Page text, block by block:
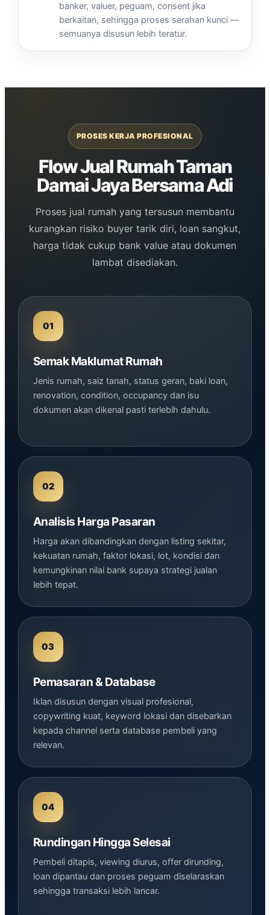
banker, valuer, peguam, consent jika
berkaitan, sehingga proses serahan kunci —
semuanya disusun lebih teratur.
PROSES KERJA PROFESIONAL
Flow Jual Rumah Taman
Damai Jaya Bersama Adi
Proses jual rumah yang tersusun membantu
kurangkan risiko buyer tarik diri, loan sangkut,
harga tidak cukup bank value atau dokumen
lambat disediakan.
Semak Maklumat Rumah
Jenis rumah, saiz tanah, status geran, baki loan,
renovation, condition, occupancy dan isu
dokumen akan dikenal pasti terlebih dahulu.
Analisis Harga Pasaran
Harga akan dibandingkan dengan listing sekitar,
kekuatan rumah, faktor lokasi, lot, kondisi dan
kemungkinan nilai bank supaya strategi jualan
lebih tepat.
Pemasaran & Database
Iklan disusun dengan visual profesional,
copywriting kuat, keyword lokasi dan disebarkan
kepada channel serta database pembeli yang
relevan.
Rundingan Hingga Selesai
Pembeli ditapis, viewing diurus, offer dirunding,
loan dipantau dan proses peguam diselaraskan
sehingga transaksi lebih lancar.